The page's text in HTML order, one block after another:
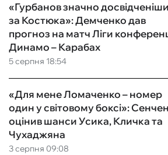
5 серпня 18:54
«Гурбанов значно
за Костюка»: Демченко дав
прогноз на матч Ліги
Динамо – Карабах
3 серпня 09:08
«Для мене Ломаченко – номер
один у світовому боксі»:
оцінив шанси Усика, Кличка та
Чухаджяна